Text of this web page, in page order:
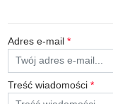
Adres e-mail *
Treść wiadomości *